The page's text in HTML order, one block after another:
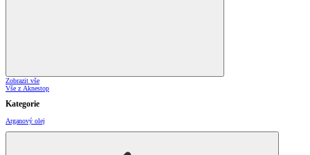
Zobrazit vše
Vše z Aknestop
Kategorie
Arganový olej